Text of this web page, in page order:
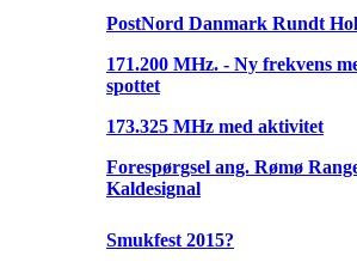
PostNord Danmark Rundt
171.200 MHz. - Ny frekvens
spottet
173.325 MHz med aktivitet
Forespørgsel ang. Rømø
Kaldesignal
Smukfest 2015?